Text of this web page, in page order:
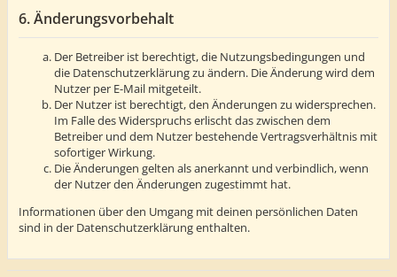
6. Änderungsvorbehalt
Der Betreiber ist berechtigt, die Nutzungsbedingungen und
die Datenschutzerklärung zu ändern. Die Änderung wird dem
Nutzer per E-Mail mitgeteilt.
Der Nutzer ist berechtigt, den Änderungen zu widersprechen.
Im Falle des Widerspruchs erlischt das zwischen dem
Betreiber und dem Nutzer bestehende Vertragsverhältnis mit
sofortiger Wirkung.
Die Änderungen gelten als anerkannt und verbindlich, wenn
der Nutzer den Änderungen zugestimmt hat.
Informationen über den Umgang mit deinen persönlichen Daten
sind in der Datenschutzerklärung enthalten.